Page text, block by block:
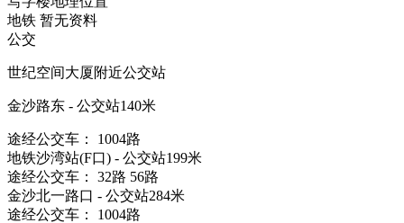
地铁 暂无资料
公交
世纪空间大厦附近公交站
金沙路东 - 公交站140米
途经公交车： 1004路
地铁沙湾站(F口) - 公交站199米
途经公交车： 32路 56路
金沙北一路口 - 公交站284米
途经公交车： 1004路